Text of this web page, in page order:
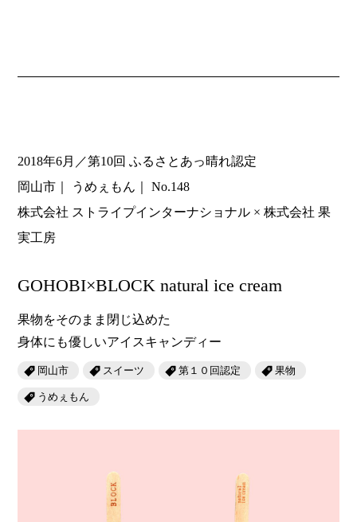
2018年6月／第10回 ふるさとあっ晴れ認定
岡山市
うめぇもん
No.148
株式会社 ストライプインターナショナル × 株式会社 果
実工房
GOHOBI×BLOCK natural ice cream
果物をそのまま閉じ込めた
身体にも優しいアイスキャンディー
岡山市 スイーツ 第１０回認定 果物
うめぇもん